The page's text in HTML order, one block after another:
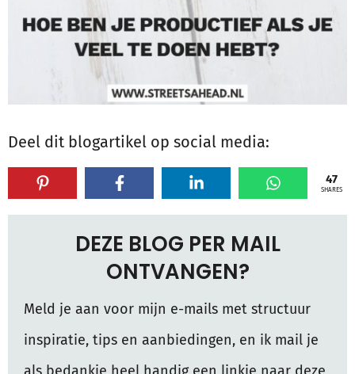
Deel dit blogartikel op social media:
47
SHARES
DEZE BLOG PER MAIL
ONTVANGEN?
Meld je aan voor mijn e-mails met structuur
inspiratie, tips en aanbiedingen, en ik mail je